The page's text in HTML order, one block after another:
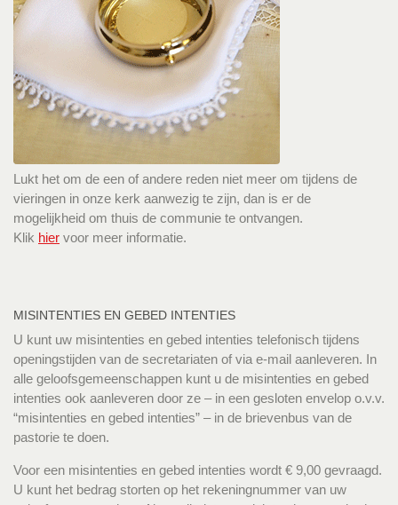
Lukt het om de een of andere reden niet meer om tijdens de
vieringen in onze kerk aanwezig te zijn, dan is er de
mogelijkheid om thuis de communie te ontvangen.
Klik hier voor meer informatie.
MISINTENTIES EN GEBED INTENTIES
U kunt uw misintenties en gebed intenties telefonisch tijdens
openingstijden van de secretariaten of via e-mail aanleveren. In
alle geloofsgemeenschappen kunt u de misintenties en gebed
intenties ook aanleveren door ze – in een gesloten envelop o.v.v.
“misintenties en gebed intenties” – in de brievenbus van de
pastorie te doen.
Voor een misintenties en gebed intenties wordt € 9,00 gevraagd.
U kunt het bedrag storten op het rekeningnummer van uw